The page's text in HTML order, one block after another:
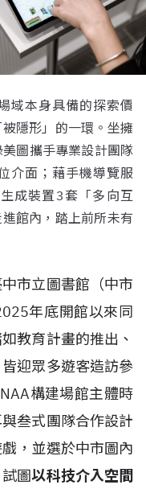
域本身具備的探索價
隱形」的一環。坐擁
圖攜手專業設計團隊
介面；藉手機導覽服
成裝置3套「多向互
館內，踏上前所未有
市立圖書館（中市
年底開館以來同
教育計畫的推出、
迎眾多遊客造訪參
構建場館主體時
叁式團隊合作設計
，並選於中市圖內
試圖以科技介入空間